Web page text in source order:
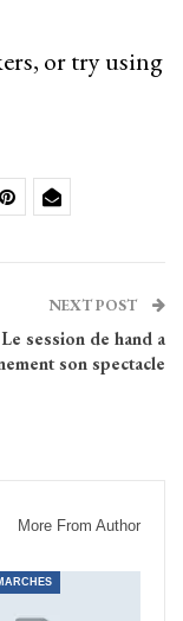
or try using
NEXT POST
session de hand a
son spectacle
More From Author